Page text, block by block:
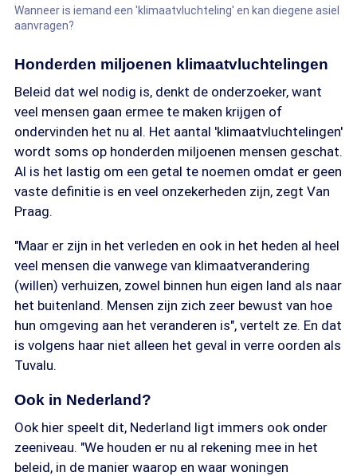
Wanneer is iemand een 'klimaatvluchteling' en kan diegene asiel
aanvragen?
Honderden miljoenen klimaatvluchtelingen
Beleid dat wel nodig is, denkt de onderzoeker, want
veel mensen gaan ermee te maken krijgen of
ondervinden het nu al. Het aantal 'klimaatvluchtelingen'
wordt soms op honderden miljoenen mensen geschat.
Al is het lastig om een getal te noemen omdat er geen
vaste definitie is en veel onzekerheden zijn, zegt Van
Praag.
"Maar er zijn in het verleden en ook in het heden al heel
veel mensen die vanwege van klimaatverandering
(willen) verhuizen, zowel binnen hun eigen land als naar
het buitenland. Mensen zijn zich zeer bewust van hoe
hun omgeving aan het veranderen is", vertelt ze. En dat
is volgens haar niet alleen het geval in verre oorden als
Tuvalu.
Ook in Nederland?
Ook hier speelt dit, Nederland ligt immers ook onder
zeeniveau. "We houden er nu al rekening mee in het
beleid, in de manier waarop en waar woningen